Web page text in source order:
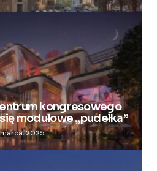
2024
kongresowego
modułowe „pudełka”
marca, 2025